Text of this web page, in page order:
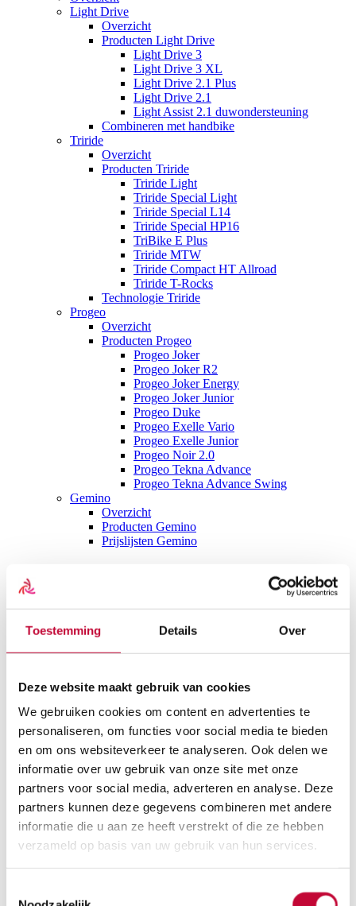
Toestemming Details Over
Deze website maakt gebruik van cookies
We gebruiken cookies om content en advertenties te
personaliseren, om functies voor social media te bieden
en om ons websiteverkeer te analyseren. Ook delen we
informatie over uw gebruik van onze site met onze
partners voor social media, adverteren en analyse. Deze
partners kunnen deze gegevens combineren met andere
informatie die u aan ze heeft verstrekt of die ze hebben
verzameld op basis van uw gebruik van hun services.
Light Drive
Overzicht
Producten Light Drive
Light Drive 3
Light Drive 3 XL
Light Drive 2.1 Plus
Light Drive 2.1
Light Assist 2.1 duwondersteuning
Combineren met handbike
Triride
Overzicht
Producten Triride
Triride Light
Triride Special Light
Triride Special L14
Triride Special HP16
TriBike E Plus
Triride MTW
Triride Compact HT Allroad
Triride T-Rocks
Technologie Triride
Progeo
Overzicht
Producten Progeo
Progeo Joker
Progeo Joker R2
Progeo Joker Energy
Progeo Joker Junior
Progeo Duke
Progeo Exelle Vario
Progeo Exelle Junior
Progeo Noir 2.0
Progeo Tekna Advance
Progeo Tekna Advance Swing
Gemino
Overzicht
Producten Gemino
Prijslijsten Gemino
Overzicht
Scootmobielen
Alle scootmobielen
Vaste Scootmobielen
Gebruikte scootmobielen
Scootmobiel huren
Scootmobiel accessoires
Alle scootmobiel accessoires
Beschermhoezen
Schootkleden
Scootmobiel tassen
Scootmobiel onderdelen
Alle scootmobiel onderdelen
Accu’s
Acculaders
Buitenbanden
Binnenbanden
Koolborstels